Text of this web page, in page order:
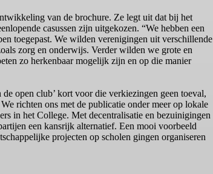
van de brochure. Ze legt uit dat bij het
casussen zijn uitgekozen. “We hebben een
toegepast. We wilden verenigingen uit verschillende
zorg en onderwijs. Verder wilden we grote en
zo herkenbaar mogelijk zijn en op die manier
open club’ kort voor die verkiezingen geen toeval,
richten ons met de publicatie onder meer op lokale
in het College. Met decentralisatie en bezuinigingen
een kansrijk alternatief. Een mooi voorbeeld
projecten op scholen gingen organiseren